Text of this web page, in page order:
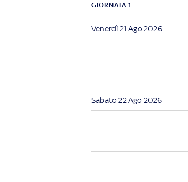
GIORNATA 1
Venerdì 21 Ago 2026
Sabato 22 Ago 2026